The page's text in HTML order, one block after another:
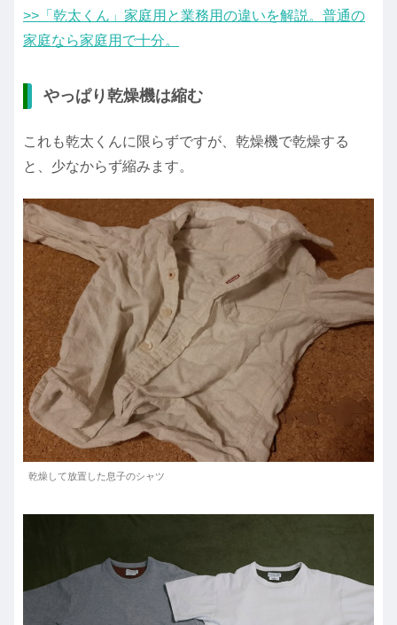
>>「乾太くん」家庭用と業務用の違いを解説。普通の
家庭なら家庭用で十分。
やっぱり乾燥機は縮む
これも乾太くんに限らずですが、乾燥機で乾燥する
と、少なからず縮みます。
乾燥して放置した息子のシャツ